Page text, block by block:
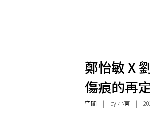
鄭怡敏 X
傷痕的再
空間 | by 小東 |